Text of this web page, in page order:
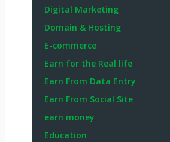
Digital Marketing
Domain & Hosting
E-commerce
Earn for the Real life
Earn From Data Entry
Earn From Social Site
earn money
Education